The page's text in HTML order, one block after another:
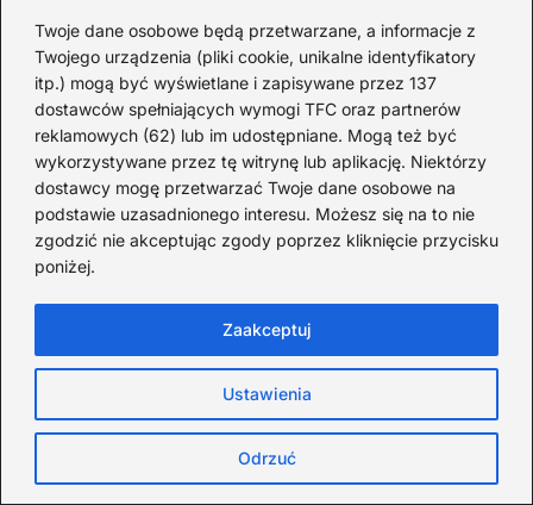
Twoje dane osobowe będą przetwarzane, a informacje z
Twojego urządzenia (pliki cookie, unikalne identyfikatory
itp.) mogą być wyświetlane i zapisywane przez 137
dostawców spełniających wymogi TFC oraz partnerów
reklamowych (62) lub im udostępniane. Mogą też być
wykorzystywane przez tę witrynę lub aplikację. Niektórzy
dostawcy mogę przetwarzać Twoje dane osobowe na
podstawie uzasadnionego interesu. Możesz się na to nie
zgodzić nie akceptując zgody poprzez kliknięcie przycisku
poniżej.
Ustawienia
Odrzuć
Zaakceptuj
Zamek Krzyżtopór — zaskakujące
ciekawostki i mało znane fakty